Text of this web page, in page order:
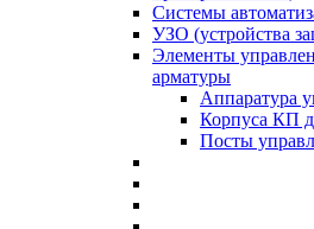
Системы
УЗО (устройства
Элементы
арматуры
Аппаратура
Корпуса КП
Посты